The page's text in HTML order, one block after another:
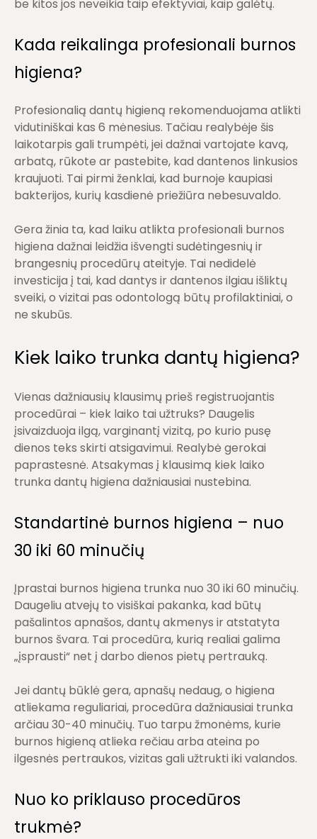
be kitos jos neveikia taip efektyviai, kaip galėtų.
Kada reikalinga profesionali burnos
higiena?
Profesionalią dantų higieną rekomenduojama atlikti
vidutiniškai kas 6 mėnesius. Tačiau realybėje šis
laikotarpis gali trumpėti, jei dažnai vartojate kavą,
arbatą, rūkote ar pastebite, kad dantenos linkusios
kraujuoti. Tai pirmi ženklai, kad burnoje kaupiasi
bakterijos, kurių kasdienė priežiūra nebesuvaldo.
Gera žinia ta, kad laiku atlikta profesionali burnos
higiena dažnai leidžia išvengti sudėtingesnių ir
brangesnių procedūrų ateityje. Tai nedidelė
investicija į tai, kad dantys ir dantenos ilgiau išliktų
sveiki, o vizitai pas odontologą būtų profilaktiniai, o
ne skubūs.
Kiek laiko trunka dantų higiena?
Vienas dažniausių klausimų prieš registruojantis
procedūrai – kiek laiko tai užtruks? Daugelis
įsivaizduoja ilgą, varginantį vizitą, po kurio pusę
dienos teks skirti atsigavimui. Realybė gerokai
paprastesnė. Atsakymas į klausimą kiek laiko
trunka dantų higiena dažniausiai nustebina.
Standartinė burnos higiena – nuo
30 iki 60 minučių
Įprastai burnos higiena trunka nuo 30 iki 60 minučių.
Daugeliu atvejų to visiškai pakanka, kad būtų
pašalintos apnašos, dantų akmenys ir atstatyta
burnos švara. Tai procedūra, kurią realiai galima
„įsprausti“ net į darbo dienos pietų pertrauką.
Jei dantų būklė gera, apnašų nedaug, o higiena
atliekama reguliariai, procedūra dažniausiai trunka
arčiau 30-40 minučių. Tuo tarpu žmonėms, kurie
burnos higieną atlieka rečiau arba ateina po
ilgesnės pertraukos, vizitas gali užtrukti iki valandos.
Nuo ko priklauso procedūros
trukmė?